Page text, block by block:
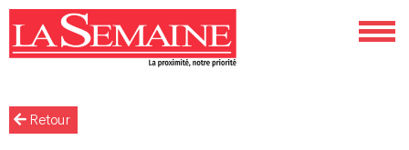
Retour